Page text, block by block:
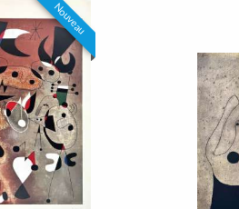
Nouveau